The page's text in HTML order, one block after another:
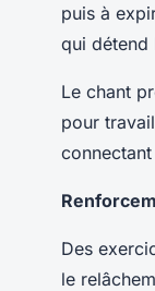
puis à
qui détend
Le chant
pour
Des
le